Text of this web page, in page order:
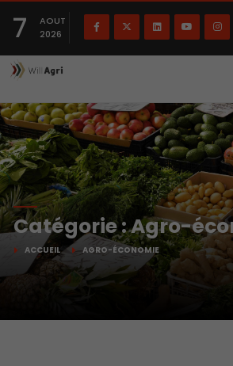
7
AOUT
2026
Catégorie : Agro-
ACCUEIL AGRO-ÉCONOMIE
Français English(